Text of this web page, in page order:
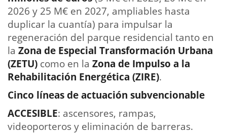
2026 y 25 M€ en 2027, ampliables hasta
duplicar la cuantía) para impulsar la
regeneración del parque residencial tanto en
la Zona de Especial Transformación Urbana
(ZETU) como en la Zona de Impulso a la
Rehabilitación Energética (ZIRE).
Cinco líneas de actuación subvencionable
ACCESIBLE: ascensores, rampas,
videoporteros y eliminación de barreras.